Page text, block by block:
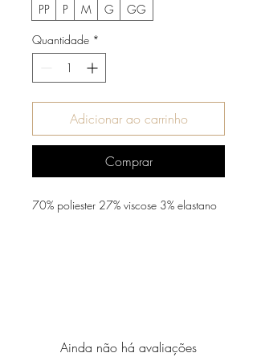
PP
P M G
GG
Quantidade *
Adicionar ao carrinho
Comprar
70% poliester 27% viscose 3% elastano
Ainda não há avaliações